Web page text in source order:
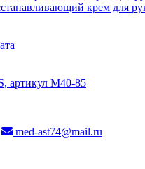
крем для
артикул М40-85
med-ast74@mail.ru